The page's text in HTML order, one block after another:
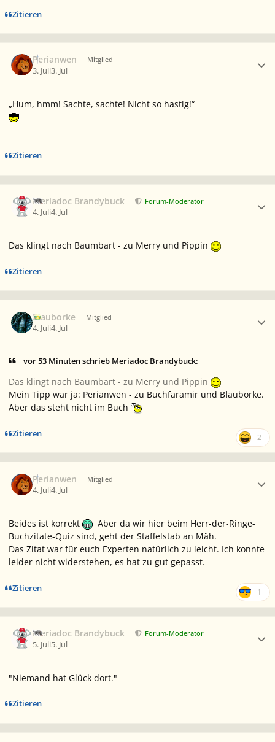
Zitieren
Perianwen Mitglied
3. Juli3. Jul
„Hum, hmm! Sachte, sachte! Nicht so hastig!“
Zitieren
Meriadoc Brandybuck Forum-Moderator
4. Juli4. Jul
Das klingt nach Baumbart - zu Merry und Pippin
Zitieren
Blauborke Mitglied
4. Juli4. Jul
vor 53 Minuten schrieb Meriadoc Brandybuck:
Das klingt nach Baumbart - zu Merry und Pippin
Mein Tipp war ja: Perianwen - zu Buchfaramir und Blauborke.
Aber das steht nicht im Buch
Zitieren 2
Perianwen Mitglied
4. Juli4. Jul
Beides ist korrekt
Aber da wir hier beim Herr-der-Ringe-
Buchzitate-Quiz sind, geht der Staffelstab an Mäh.
Das Zitat war für euch Experten natürlich zu leicht. Ich konnte
leider nicht widerstehen, es hat zu gut gepasst.
Zitieren 1
Meriadoc Brandybuck Forum-Moderator
5. Juli5. Jul
"Niemand hat Glück dort."
Zitieren